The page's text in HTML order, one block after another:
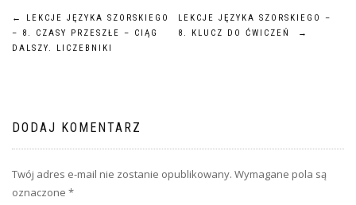
NAWIGACJA
WPISU
←
LEKCJE JĘZYKA SZORSKIEGO
– 8. CZASY PRZESZŁE – CIĄG
DALSZY. LICZEBNIKI
LEKCJE JĘZYKA SZORSKIEGO –
8. KLUCZ DO ĆWICZEŃ
→
DODAJ KOMENTARZ
Twój adres e-mail nie zostanie opublikowany. Wymagane pola są
oznaczone *